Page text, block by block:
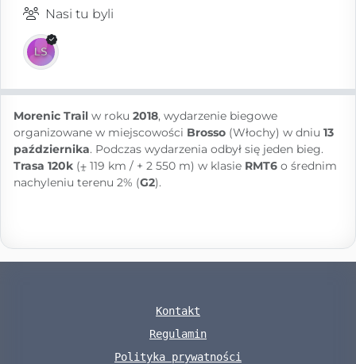
Nasi tu byli
Morenic Trail w roku 2018, wydarzenie biegowe
organizowane w miejscowości Brosso (Włochy) w dniu 13
października. Podczas wydarzenia odbył się jeden bieg.
Trasa 120k (⨦ 119 km / + 2 550 m) w klasie RMT6 o średnim
nachyleniu terenu 2% (G2).
Kontakt
Regulamin
Polityka prywatności